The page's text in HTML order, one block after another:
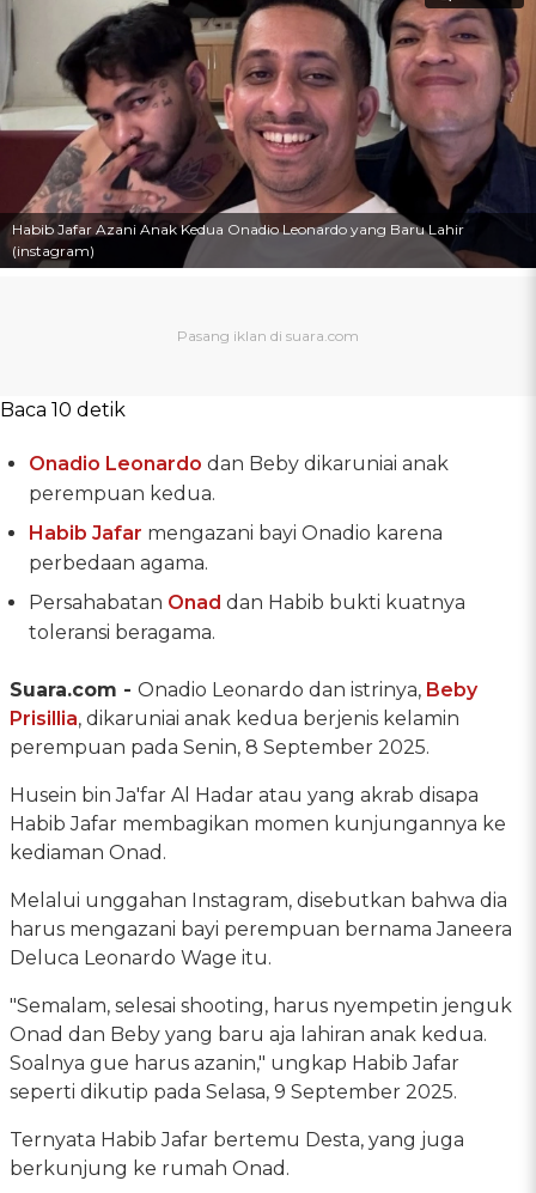
Habib Jafar Azani Anak Kedua Onadio Leonardo yang Baru Lahir
(instagram)
Baca 10 detik
Onadio Leonardo dan Beby dikaruniai anak
perempuan kedua.
Habib Jafar mengazani bayi Onadio karena
perbedaan agama.
Persahabatan Onad dan Habib bukti kuatnya
toleransi beragama.
Suara.com - Onadio Leonardo dan istrinya, Beby
Prisillia, dikaruniai anak kedua berjenis kelamin
perempuan pada Senin, 8 September 2025.
Husein bin Ja'far Al Hadar atau yang akrab disapa
Habib Jafar membagikan momen kunjungannya ke
kediaman Onad.
Melalui unggahan Instagram, disebutkan bahwa dia
harus mengazani bayi perempuan bernama Janeera
Deluca Leonardo Wage itu.
"Semalam, selesai shooting, harus nyempetin jenguk
Onad dan Beby yang baru aja lahiran anak kedua.
Soalnya gue harus azanin," ungkap Habib Jafar
seperti dikutip pada Selasa, 9 September 2025.
Ternyata Habib Jafar bertemu Desta, yang juga
berkunjung ke rumah Onad.